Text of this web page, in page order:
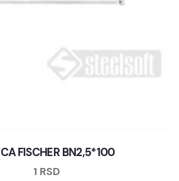
FISCHER BN2,5*100
1 RSD